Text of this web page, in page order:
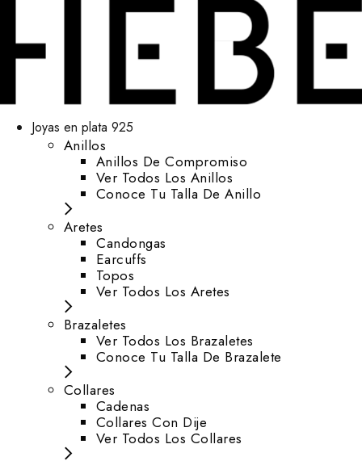
Joyas en plata 925
Anillos
Anillos De Compromiso
Ver Todos Los Anillos
Conoce Tu Talla De Anillo
Aretes
⁠Candongas
Earcuffs
Topos
Ver Todos Los Aretes
Brazaletes
Ver Todos Los Brazaletes
Conoce Tu Talla De Brazalete
Collares
Cadenas
Collares Con Dije
Ver Todos Los Collares